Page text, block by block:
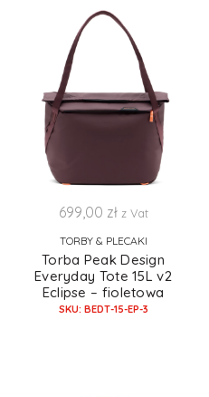
699,00 zł z Vat
TORBY & PLECAKI
Torba Peak Design
Everyday Tote 15L v2
Eclipse – fioletowa
SKU: BEDT-15-EP-3